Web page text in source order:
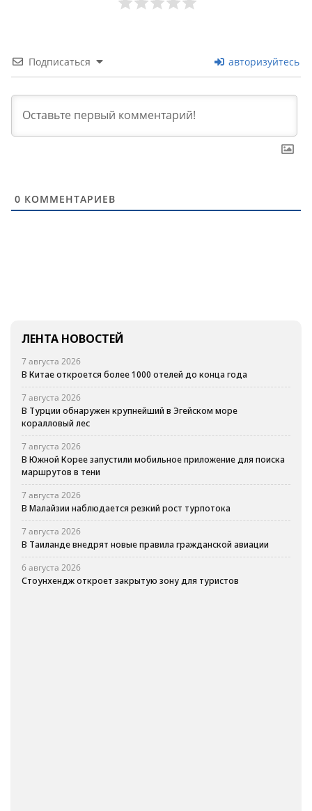
Подписаться авторизуйтесь
0 КОММЕНТАРИЕВ
ЛЕНТА НОВОСТЕЙ
7 августа 2026
В Китае откроется более 1000 отелей до конца года
7 августа 2026
В Турции обнаружен крупнейший в Эгейском море
коралловый лес
7 августа 2026
В Южной Корее запустили мобильное приложение для поиска
маршрутов в тени
7 августа 2026
В Малайзии наблюдается резкий рост турпотока
7 августа 2026
В Таиланде внедрят новые правила гражданской авиации
6 августа 2026
Стоунхендж откроет закрытую зону для туристов